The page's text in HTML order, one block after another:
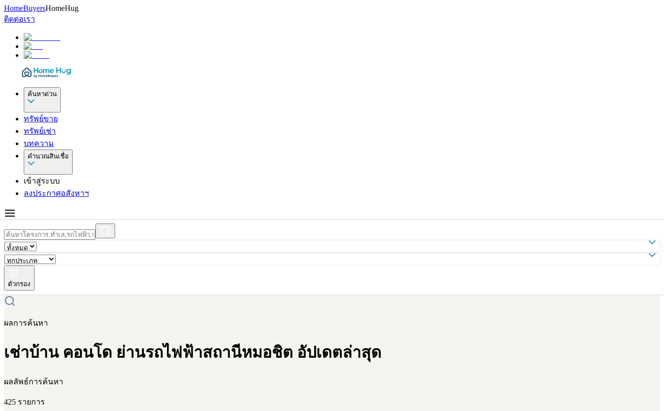
HomeBuyersHomeHug
ติดต่อเรา
ค้นหาด่วน
ทรัพย์ขาย
ทรัพย์เช่า
บทความ
คำนวณสินเชื่อ
เข้าสู่ระบบ
ลงประกาศอสังหาฯ
ตัวกรอง
ผลการค้นหา
เช่าบ้าน คอนโด ย่านรถไฟฟ้าสถานีหมอชิต อัปเดตล่าสุด
ผลลัพธ์การค้นหา
425 รายการ